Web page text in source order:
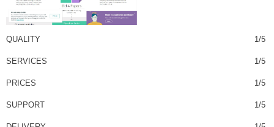
QUALITY 1/5
SERVICES 1/5
PRICES 1/5
SUPPORT 1/5